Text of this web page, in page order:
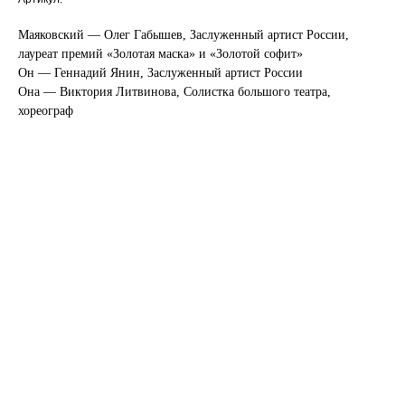
Маяковский — Олег Габышев, Заслуженный артист России,
лауреат премий «Золотая маска» и «Золотой софит»
Он — Геннадий Янин, Заслуженный артист России
Она — Виктория Литвинова, Солистка большого театра,
хореограф